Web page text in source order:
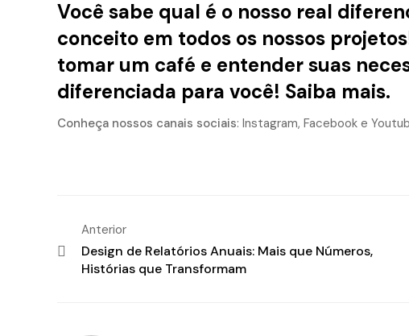
Você sabe qual é o nosso real
conceito em todos os nossos
tomar um café e entender suas
diferenciada para você! Saiba mais.
Conheça nossos canais sociais: Instagram, Facebooke
Anterior
Design de Relatórios Anuais: Mais que Números,
Histórias que Transformam